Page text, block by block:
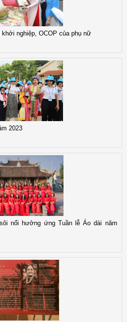
nghiệp, OCOP của phụ nữ
2023
nổi hưởng ứng Tuần lễ Áo dài năm